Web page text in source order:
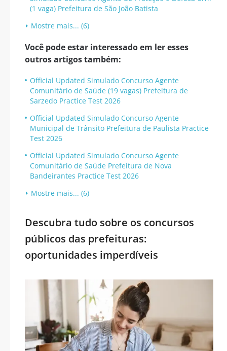
(1 vaga) Prefeitura de São João Batista
Mostre mais... (6)
Você pode estar interessado em ler esses
outros artigos também:
Official Updated Simulado Concurso Agente
Comunitário de Saúde (19 vagas) Prefeitura de
Sarzedo Practice Test 2026
Official Updated Simulado Concurso Agente
Municipal de Trânsito Prefeitura de Paulista Practice
Test 2026
Official Updated Simulado Concurso Agente
Comunitário de Saúde Prefeitura de Nova
Bandeirantes Practice Test 2026
Mostre mais... (6)
Descubra tudo sobre os concursos
públicos das prefeituras:
oportunidades imperdíveis